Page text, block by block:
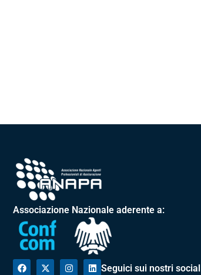
Associazione Nazionale aderente a:
Seguici sui nostri social